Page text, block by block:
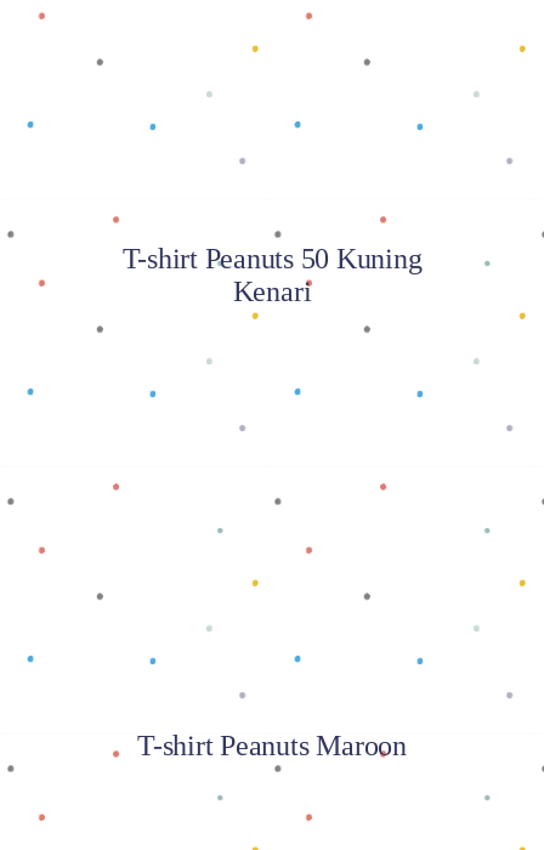
T-shirt Peanuts 50 Kuning
Kenari
T-shirt Peanuts Maroon